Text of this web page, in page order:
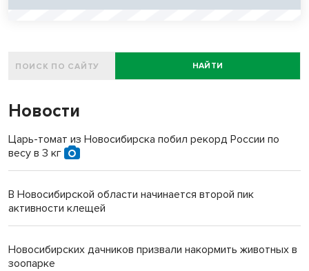
НАЙТИ
Новости
Царь-томат из Новосибирска побил рекорд России по
весу в 3 кг
В Новосибирской области начинается второй пик
активности клещей
Новосибирских дачников призвали накормить животных в
зоопарке